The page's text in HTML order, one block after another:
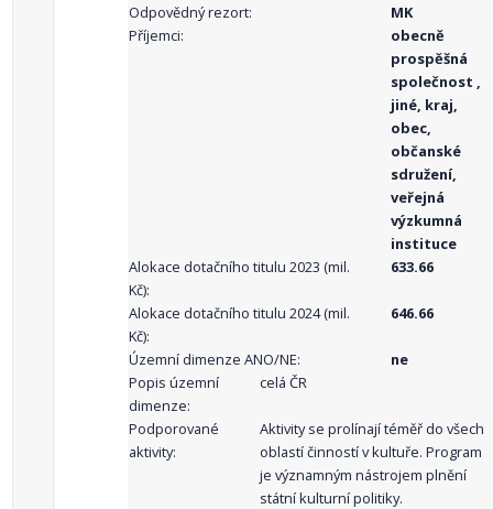
Odpovědný rezort:
MK
Příjemci:
obecně
prospěšná
společnost ,
jiné, kraj,
obec,
občanské
sdružení,
veřejná
výzkumná
instituce
Alokace dotačního titulu 2023 (mil.
Kč):
633.66
Alokace dotačního titulu 2024 (mil.
Kč):
646.66
Územní dimenze ANO/NE:
ne
Popis územní
dimenze:
celá ČR
Podporované
aktivity:
Aktivity se prolínají téměř do všech
oblastí činností v kultuře. Program
je významným nástrojem plnění
státní kulturní politiky.